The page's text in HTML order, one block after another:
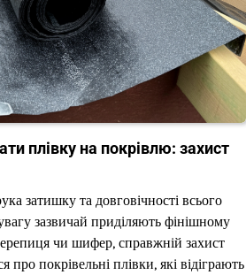
плівку на покрівлю: захист
затишку та довговічності всього
зазвичай приділяють фінішному
чи шифер, справжній захист
про покрівельні плівки, які відіграють